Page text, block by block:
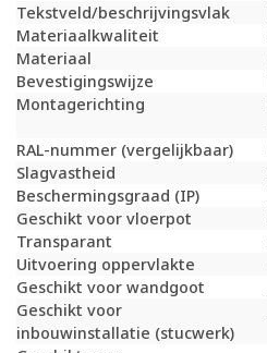
Tekstveld/beschrijvingsvlak
Materiaalkwaliteit
Materiaal
Bevestigingswijze
Montagerichting
RAL-nummer (vergelijkbaar)
Slagvastheid
Beschermingsgraad (IP)
Geschikt voor vloerpot
Transparant
Uitvoering oppervlakte
Geschikt voor wandgoot
Geschikt voor
inbouwinstallatie (stucwerk)